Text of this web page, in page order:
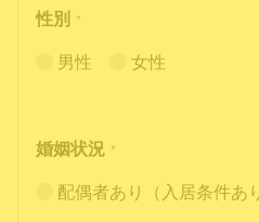
性別 *
男性 女性
婚姻状況 *
配偶者あり（入居条件あ